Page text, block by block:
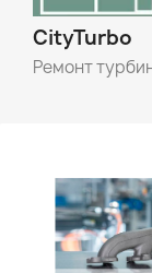
CityTurbo
Ремонт